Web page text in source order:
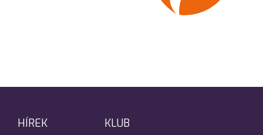
HÍREK KLUB